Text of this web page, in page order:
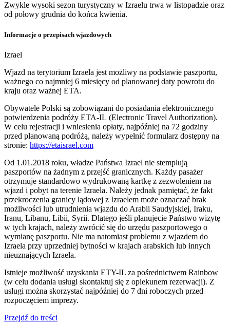
Zwykle wysoki sezon turystyczny w Izraelu trwa w listopadzie oraz
od połowy grudnia do końca kwienia.
Informacje o przepisach wjazdowych
Izrael
Wjazd na terytorium Izraela jest możliwy na podstawie paszportu,
ważnego co najmniej 6 miesięcy od planowanej daty powrotu do
kraju oraz ważnej ETA.
Obywatele Polski są zobowiązani do posiadania elektronicznego
potwierdzenia podróży ETA-IL (Electronic Travel Authorization).
W celu rejestracji i wniesienia opłaty, najpóźniej na 72 godziny
przed planowaną podróżą, należy wypełnić formularz dostępny na
stronie: https://etaisrael.com
Od 1.01.2018 roku, władze Państwa Izrael nie stemplują
paszportów na żadnym z przejść granicznych. Każdy pasażer
otrzymuje standardowo wydrukowaną kartkę z zezwoleniem na
wjazd i pobyt na terenie Izraela. Należy jednak pamiętać, że fakt
przekroczenia granicy lądowej z Izraelem może oznaczać brak
możliwości lub utrudnienia wjazdu do Arabii Saudyjskiej, Iraku,
Iranu, Libanu, Libii, Syrii. Dlatego jeśli planujecie Państwo wizytę
w tych krajach, należy zwrócić się do urzędu paszportowego o
wymianę paszportu. Nie ma natomiast problemu z wjazdem do
Izraela przy uprzedniej bytności w krajach arabskich lub innych
nieuznających Izraela.
Istnieje możliwość uzyskania ETY-IL za pośrednictwem Rainbow
(w celu dodania usługi skontaktuj się z opiekunem rezerwacji). Z
usługi można skorzystać najpóźniej do 7 dni roboczych przed
rozpoczęciem imprezy.
Przejdź do treści